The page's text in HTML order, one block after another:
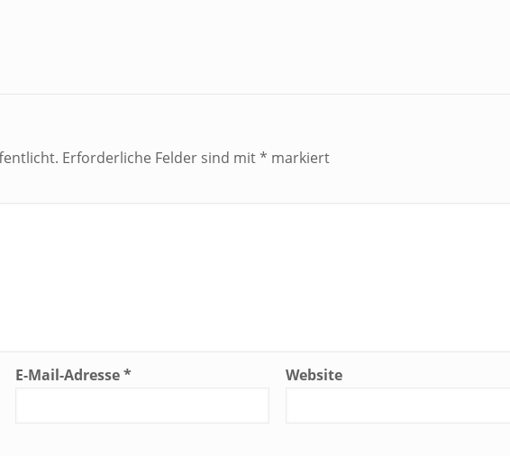
Erforderliche Felder sind mit* markiert
E-Mail-Adresse* Website